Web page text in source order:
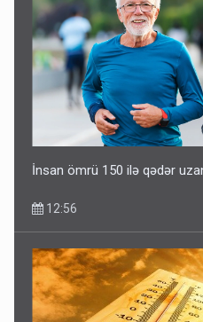
İnsan ömrü 150 ilə qədər
12:56